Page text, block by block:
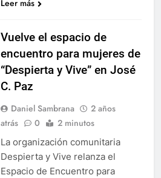
Leer más
Vuelve el espacio de
encuentro para mujeres de
“Despierta y Vive” en José
C. Paz
Daniel Sambrana
2 años
atrás
0 2 minutos
La organización comunitaria
Despierta y Vive relanza el
Espacio de Encuentro para